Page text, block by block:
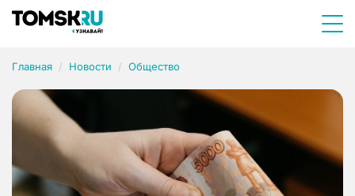
Главная Новости Общество